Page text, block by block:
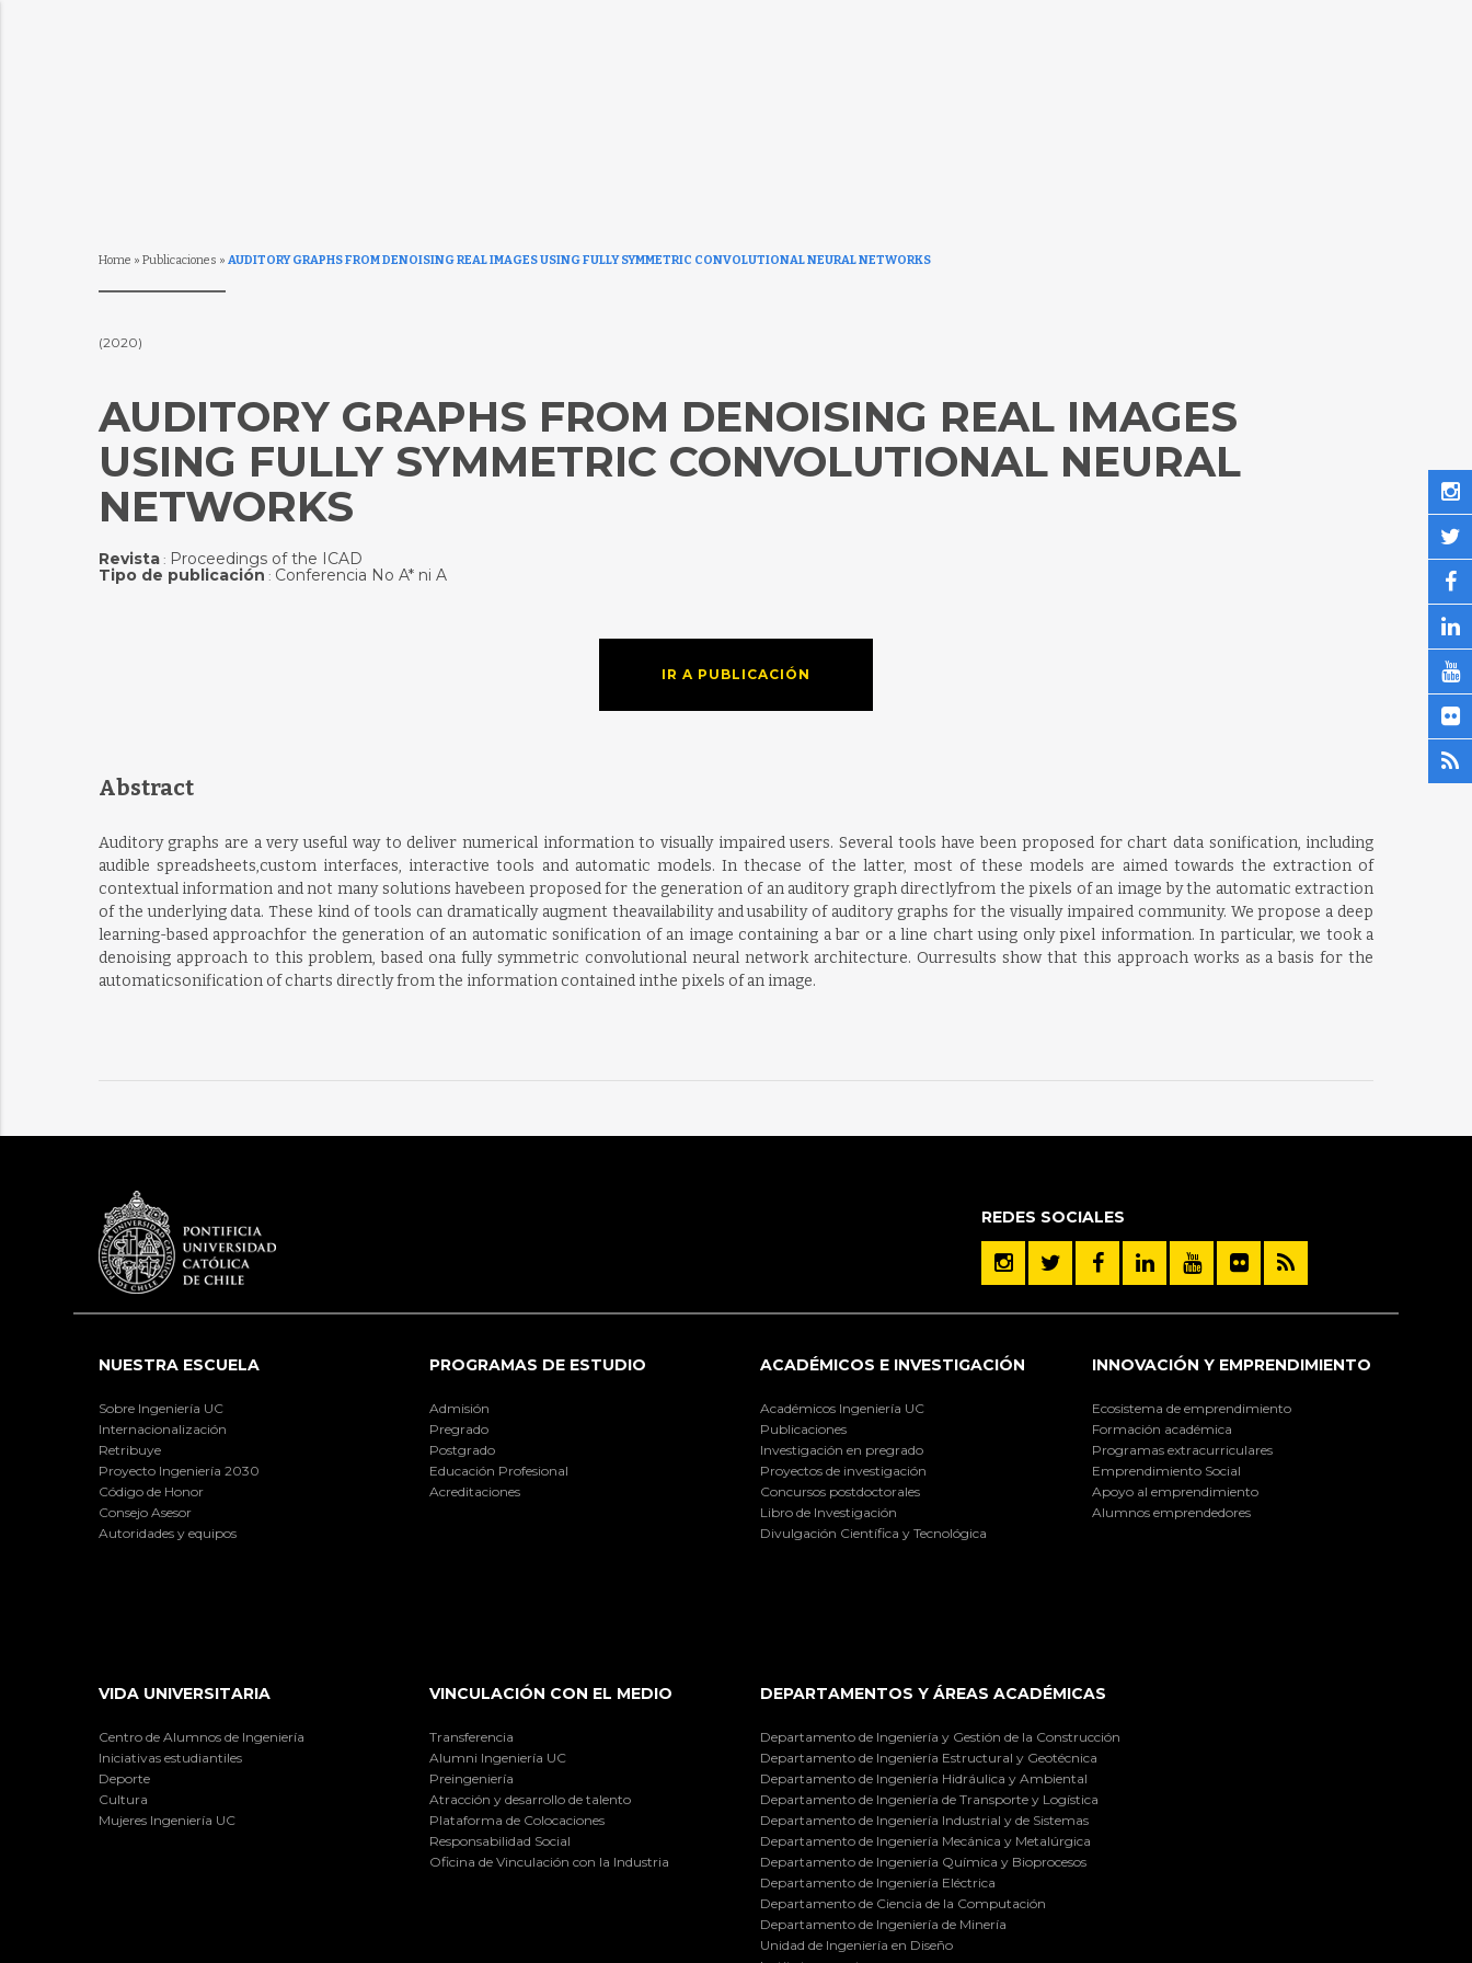
Home » Publicaciones » AUDITORY GRAPHS FROM DENOISING REAL IMAGES USING FULLY SYMMETRIC CONVOLUTIONAL NEURAL NETWORKS
(2020)
AUDITORY GRAPHS FROM DENOISING REAL IMAGES
USING FULLY SYMMETRIC CONVOLUTIONAL NEURAL
NETWORKS
Revista: Proceedings of the ICAD
Tipo de publicación : Conferencia No A* ni A
IR A PUBLICACIÓN
Abstract
Auditory graphs are a very useful way to deliver numerical information to visually impaired users. Several tools have been proposed for chart data sonification, including
audible spreadsheets,custom interfaces, interactive tools and automatic models. In thecase of the latter, most of these models are aimed towards the extraction of
contextual information and not many solutions havebeen proposed for the generation of an auditory graph directlyfrom the pixels of an image by the automatic extraction
of the underlying data. These kind of tools can dramatically augment theavailability and usability of auditory graphs for the visually impaired community. We propose a deep
learning-based approachfor the generation of an automatic sonification of an image containing a bar or a line chart using only pixel information. In particular, we took a
denoising approach to this problem, based ona fully symmetric convolutional neural network architecture. Ourresults show that this approach works as a basis for the
automaticsonification of charts directly from the information contained inthe pixels of an image.
REDES SOCIALES
NUESTRA ESCUELA
Sobre Ingeniería UC
Internacionalización
Retribuye
Proyecto Ingeniería 2030
Código de Honor
Consejo Asesor
Autoridades y equipos
PROGRAMAS DE ESTUDIO
Admisión
Pregrado
Postgrado
Educación Profesional
Acreditaciones
ACADÉMICOS E INVESTIGACIÓN
Académicos Ingeniería UC
Publicaciones
Investigación en pregrado
Proyectos de investigación
Concursos postdoctorales
Libro de Investigación
Divulgación Científica y Tecnológica
INNOVACIÓN Y EMPRENDIMIENTO
Ecosistema de emprendimiento
Formación académica
Programas extracurriculares
Emprendimiento Social
Apoyo al emprendimiento
Alumnos emprendedores
VIDA UNIVERSITARIA
Centro de Alumnos de Ingeniería
Iniciativas estudiantiles
Deporte
Cultura
Mujeres Ingeniería UC
VINCULACIÓN CON EL MEDIO
Transferencia
Alumni Ingeniería UC
Preingeniería
Atracción y desarrollo de talento
Plataforma de Colocaciones
Responsabilidad Social
Oficina de Vinculación con la Industria
DEPARTAMENTOS Y ÁREAS ACADÉMICAS
Departamento de Ingeniería y Gestión de la Construcción
Departamento de Ingeniería Estructural y Geotécnica
Departamento de Ingeniería Hidráulica y Ambiental
Departamento de Ingeniería de Transporte y Logística
Departamento de Ingeniería Industrial y de Sistemas
Departamento de Ingeniería Mecánica y Metalúrgica
Departamento de Ingeniería Química y Bioprocesos
Departamento de Ingeniería Eléctrica
Departamento de Ciencia de la Computación
Departamento de Ingeniería de Minería
Unidad de Ingeniería en Diseño